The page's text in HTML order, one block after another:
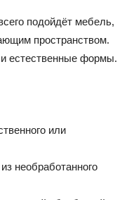
подойдёт мебель,
пространством.
естественные формы.
или
необработанного